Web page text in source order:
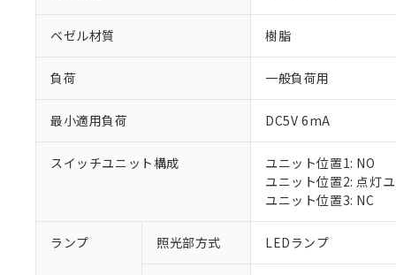
ベゼル材質 樹脂
負荷 一般負荷用
最小適用負荷 DC5V 6mA
スイッチユニット構成
ユニット位置1: NO
ユニット位置2: 点灯
ユニット位置3: NC
ランプ 照光部方式 LEDランプ